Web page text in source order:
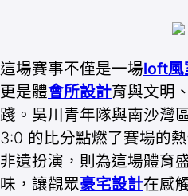
這場賽事不僅是一場loft風
更是體會所設計育與文明
踐。吳川青年隊與南沙灣
3:0 的比分點燃了賽場的
非遺扮演，則為這場體育
味，讓觀眾豪宅設計在感